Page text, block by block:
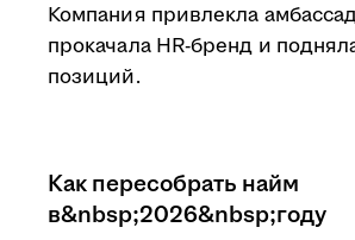
Компания привлекла
прокачала HR-бренд и
позиций.
Как пересобрать найм
в&nbsp;2026&nbsp;году